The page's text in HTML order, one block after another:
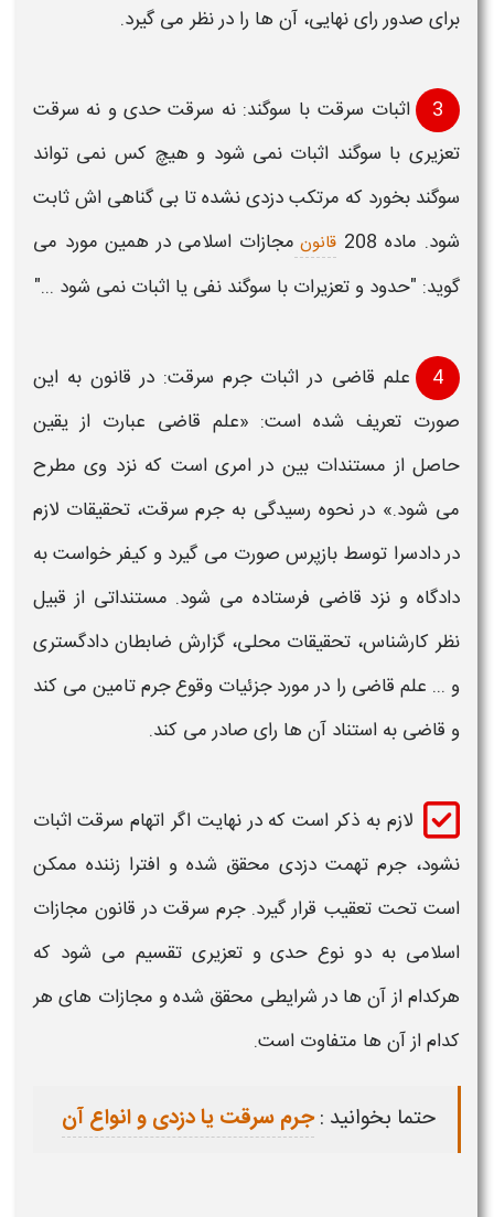
برای صدور رای نهایی، آن ها را در نظر می گیرد.
3 اثبات سرقت با سوگند: نه سرقت حدی و نه سرقت
تعزیری با سوگند اثبات نمی شود و هیچ کس نمی تواند
سوگند بخورد که مرتکبدزدینشده تا بی گناهی اش ثابت
شود. ماده 208
قانون مجازات اسلامی در همین مورد می
گوید: "حدود و تعزیرات با سوگند نفی یا اثبات نمی شود ..."
4 علم قاضی در اثبات جرم سرقت: در قانون به این
صورت تعریف شده است: «علم قاضی عبارت از یقین
حاصل از مستندات بین در امری است که نزد وی مطرح
می شود.» در نحوه رسیدگی بهجرم سرقت، تحقیقات لازم
در دادسرا توسط بازپرس صورت می گیرد و کیفر خواست به
دادگاه و نزد قاضی فرستاده می شود. مستنداتی از قبیل
نظر کارشناس، تحقیقات محلی، گزارش ضابطان دادگستری
و ... علم قاضی را در مورد جزئیات وقوعجرمتامین می کند
و قاضی به استناد آن ها رای صادر می کند.
لازم به ذکر است که در نهایت اگر اتهام سرقت اثبات
نشود،جرم تهمت دزدی محقق شده و افترا زننده ممکن
است تحت تعقیب قرار گیرد.جرم سرقت در قانون مجازات
اسلامی به دو نوع حدی و تعزیری تقسیم می شود که
هرکدام از آن ها در شرایطی محقق شده و مجازات های هر
کدام از آن ها متفاوت است.
حتما بخوانید :جرم سرقت یا دزدی و انواع آن